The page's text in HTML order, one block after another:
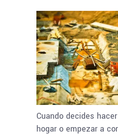
Cuando decides
hogar o empezar a